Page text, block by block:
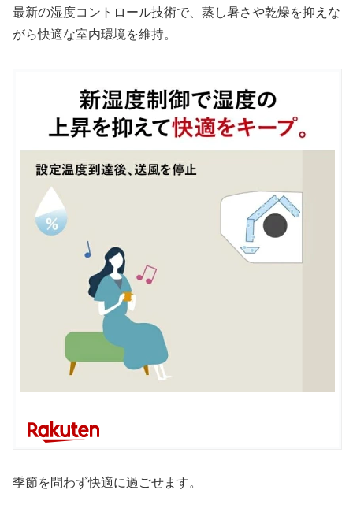
最新の湿度コントロール技術で、蒸し暑さや乾燥を抑えな
がら快適な室内環境を維持。
季節を問わず快適に過ごせます。